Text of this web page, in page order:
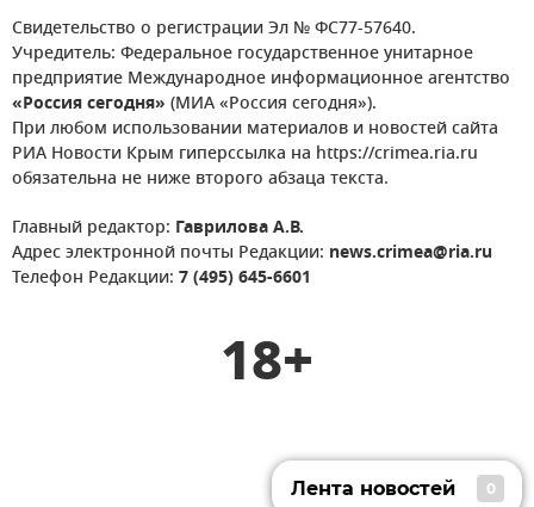
Свидетельство о регистрации Эл № ФС77-57640.
Учредитель: Федеральное государственное унитарное
предприятие Международное информационное агентство
«Россия сегодня» (МИА «Россия сегодня»).
При любом использовании материалов и новостей сайта
РИА Новости Крым гиперссылка на https://crimea.ria.ru
обязательна не ниже второго абзаца текста.
Главный редактор: Гаврилова А.В.
Адрес электронной почты Редакции: news.crimea@ria.ru
Телефон Редакции: 7 (495) 645-6601
18+
Лента новостей 0